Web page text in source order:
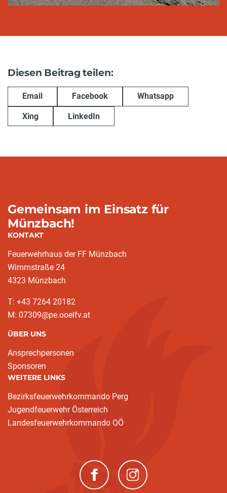
Diesen Beitrag teilen:
Email Facebook Whatsapp
Xing LinkedIn
Gemeinsam im Einsatz für
Münzbach!
KONTAKT
Feuerwehrhaus der FF Münzbach
Wimmstraße 24
4323 Münzbach
T: +43 7264 20182
M: 07309@pe.ooelfv.at
ÜBER UNS
Ansprechpersonen
Sponsoren
WEITERE LINKS
Bezirksfeuerwehrkommando Perg
Jugendfeuerwehr Österreich
Landesfeuerwehrkommando OÖ
(neues Fenster)(neues Fenster)